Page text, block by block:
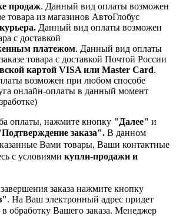
продаж. Данный вид оплаты возможен
товара из магазинов АвтоГлобус
Данный вид оплаты возможен
с доставкой
платежом. Данный вид оплаты
товара с доставкой Почтой России
картой VISA или Master Card.
возможен при любом способе
онлайн-оплаты в данный момент
оплаты, нажмите кнопку "Далее" и
заказа". В данном
Вами товары, Ваши контактные
с условиями купли-продажи и
заказа нажмите кнопку
. На Ваш электронный адрес придет
обработку Вашего заказа. Менеджер